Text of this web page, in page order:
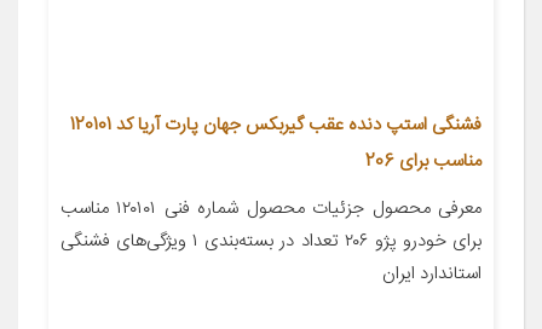
فشنگی استپ دنده عقب گیربکس جهان پارت آریا کد 120101
مناسب برای 206
معرفی محصول جزئیات محصول شماره فنی ۱۲۰۱۰۱ مناسب
برای خودرو پژو ۲۰۶ تعداد در بسته‌بندی ۱ ویژگی‌های فشنگی
استاندارد ایران